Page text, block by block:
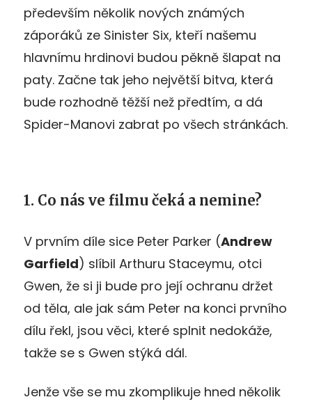
především několik nových známých
záporáků ze Sinister Six, kteří našemu
hlavnímu hrdinovi budou pěkně šlapat na
paty. Začne tak jeho největší bitva, která
bude rozhodně těžší než předtím, a dá
Spider-Manovi zabrat po všech stránkách.
1. Co nás ve filmu čeká a nemine?
V prvním díle sice Peter Parker (Andrew
Garfield) slíbil Arthuru Staceymu, otci
Gwen, že si ji bude pro její ochranu držet
od těla, ale jak sám Peter na konci prvního
dílu řekl, jsou věci, které splnit nedokáže,
takže se s Gwen stýká dál.
Jenže vše se mu zkomplikuje hned několik